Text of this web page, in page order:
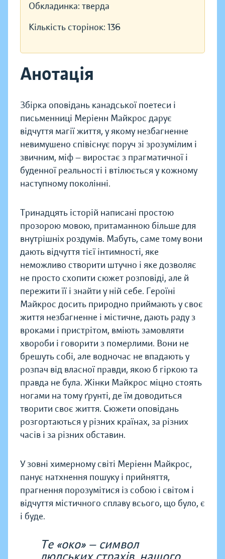
Обкладинка: тверда
Кількість сторінок: 136
Анотація
Збірка оповідань канадської поетеси і
письменниці Меріенн Майкрос дарує
відчуття магії життя, у якому незбагненне
невимушено співіснує поруч зі зрозумілим і
звичним, міф — виростає з прагматичної і
буденної реальності і втілюється у кожному
наступному поколінні.
Тринадцять історій написані простою
прозорою мовою, притаманною більше для
внутрішніх роздумів. Мабуть, саме тому вони
дають відчуття тієї інтимності, яке
неможливо створити штучно і яке дозволяє
не просто схопити сюжет розповіді, але й
пережити її і знайти у ній себе. Героїні
Майкрос досить природно приймають у своє
життя незбагненне і містичне, дають раду з
вроками і пристрітом, вміють замовляти
хвороби і говорити з померлими. Вони не
брешуть собі, але водночас не впадають у
розпач від власної правди, якою б гіркою та
правда не була. Жінки Майкрос міцно стоять
ногами на тому ґрунті, де їм доводиться
творити своє життя. Сюжети оповідань
розгортаються у різних країнах, за різних
часів і за різних обставин.
У зовні химерному світі Меріенн Майкрос,
панує натхнення пошуку і прийняття,
прагнення порозумітися із собою і світом і
відчуття містичного сплаву всього, що було, є
і буде.
Те «око» — символ